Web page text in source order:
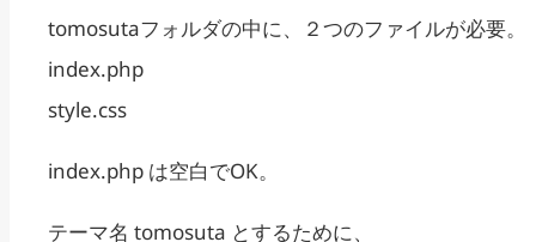
tomosutaフォルダの中に、２つのファイルが必要。
index.php
style.css
index.php は空白でOK。
テーマ名 tomosuta とするために、